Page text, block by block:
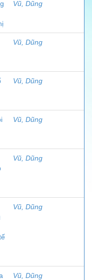
Vũ, Dũng
Vũ, Dũng
Vũ, Dũng
Vũ, Dũng
Vũ, Dũng
Vũ, Dũng
Vũ, Dũng